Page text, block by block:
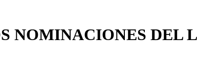
NOMINACIONES DEL